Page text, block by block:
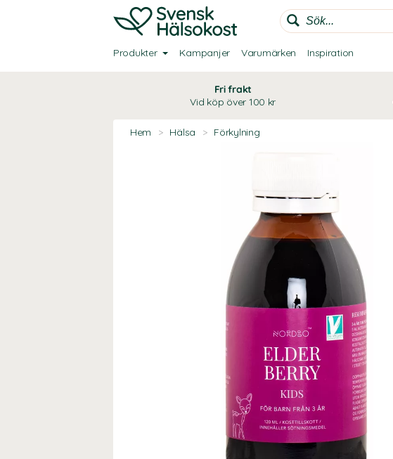
Produkter Kampanjer Varumärken Inspiration
Fri frakt
Vid köp över 100 kr
Hem > Hälsa > Förkylning